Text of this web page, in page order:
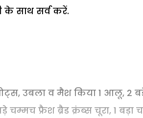
साथ सर्व करें.
उबला व मैश किया 1 आलू, 2
फ्रैश ब्रैड क्रंब्स चूरा, 1 बड़ा